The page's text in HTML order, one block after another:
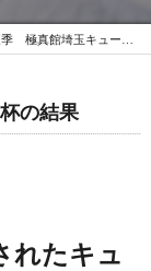
真館埼玉キューポラ杯の結果
の結果
れたキュ